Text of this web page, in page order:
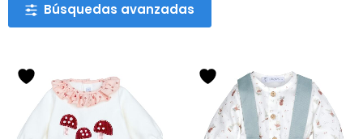
Búsquedas avanzadas